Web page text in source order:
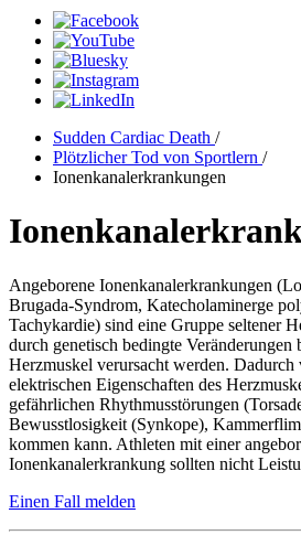
Sudden Cardiac Death /
Plötzlicher Tod von Sportlern /
Ionenkanalerkrankungen
Angeborene Ionenkanalerkrankungen
Brugada-Syndrom, Katecholaminerge
Tachykardie) sind eine Gruppe seltener
durch genetisch bedingte Veränderungen
Herzmuskel verursacht werden. Dadurch
elektrischen Eigenschaften des
gefährlichen Rhythmusstörungen
Bewusstlosigkeit (Synkope),
kommen kann. Athleten mit einer
Ionenkanalerkrankung sollten nicht
Einen Fall melden